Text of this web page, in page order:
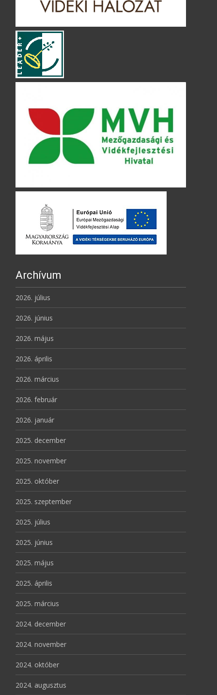
Archívum
2026. július
2026. június
2026. május
2026. április
2026. március
2026. február
2026. január
2025. december
2025. november
2025. október
2025. szeptember
2025. július
2025. június
2025. május
2025. április
2025. március
2024. december
2024. november
2024. október
2024. augusztus